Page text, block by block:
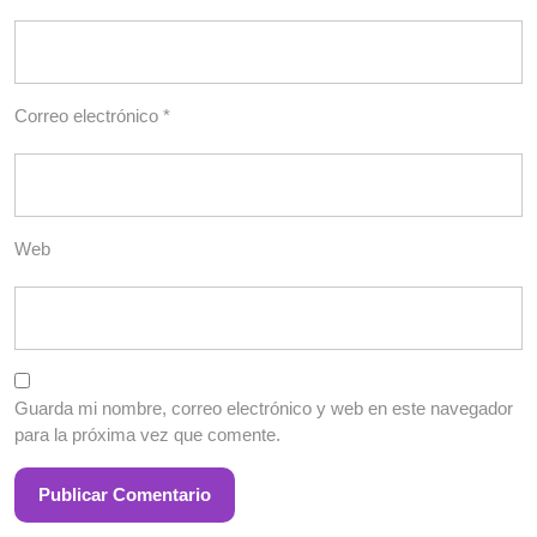
Correo electrónico *
Web
Guarda mi nombre, correo electrónico y web en este navegador
para la próxima vez que comente.